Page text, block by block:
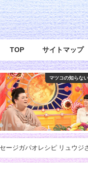
TOP サイトマップ
マツコの知らな
ージガパオレシピ リュウジ